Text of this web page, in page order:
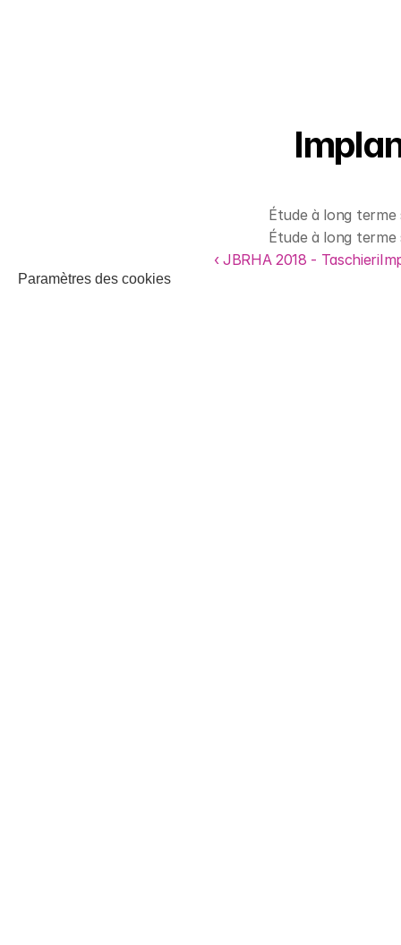
Étude à long
Étude à long
‹ JBRHA 2018 - Taschieri
Paramètres des cookies